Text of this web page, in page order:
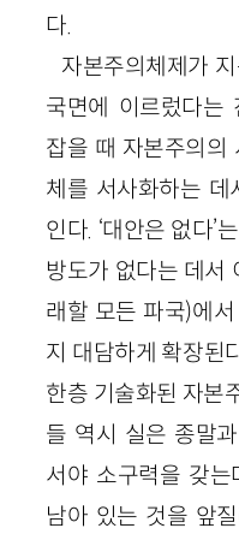
다.
자본주의체제가
국면에 이르렀다는
잡을 때 자본주의의
체를 서사화하는
인다. ‘대안은 없다’
방도가 없다는 데서
래할 모든 파국)에
지 대담하게 확장된
한층 기술화된 자본
들 역시 실은 종말
서야 소구력을 갖
남아 있는 것을 앞